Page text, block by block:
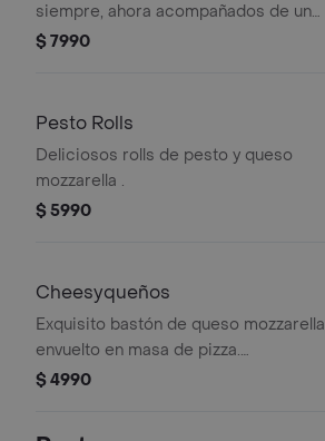
siempre, ahora acompañados de un
vegetal o shot a tu elección.
$ 7990
Pesto Rolls
Deliciosos rolls de pesto y queso
mozzarella .
$ 5990
Cheesyqueños
Exquisito bastón de queso mozzarella
envuelto en masa de pizza.
acompañado de un cup de salsa de
$ 4990